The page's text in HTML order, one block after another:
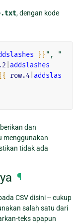
, dengan kode
}}", "
addslashes
row.4 addslas
dan
menggunakan
tidak ada
¶
CSV disini -- cukup
salah satu dari
teks apapun